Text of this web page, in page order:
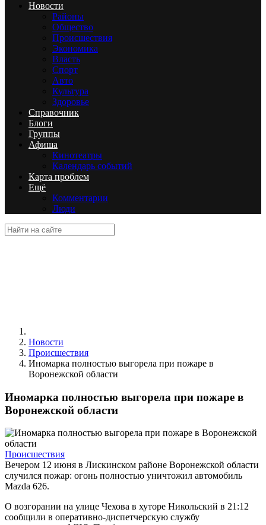
Новости
Районы
Общество
Происшествия
Экономика
Власть
Спорт
Авто
Культура
Здоровье
Справочник
Блоги
Группы
Афиша
Кинотеатры
Календарь событий
Карта проблем
Ещё
Комментарии
Люди
Новости
Происшествия
Иномарка полностью выгорела при пожаре в
Воронежской области
Иномарка полностью выгорела при пожаре в
Воронежской области
Происшествия
Вечером 12 июня в Лискинском районе Воронежской области
случился пожар: огонь полностью уничтожил автомобиль
Mazda 626.
О возгорании на улице Чехова в хуторе Никольский в 21:12
сообщили в оперативно-диспетчерскую службу